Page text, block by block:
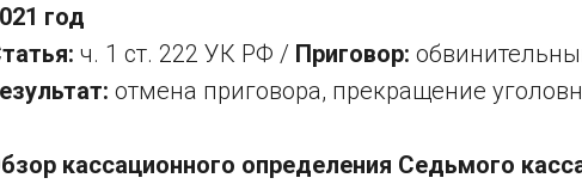
год
ч. 1 ст. 222 УК РФ / Приговор:
отмена приговора, прекращение
кассационного определения Седьмого